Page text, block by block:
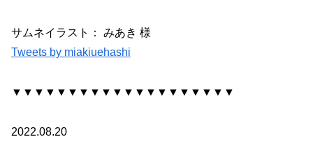
サムネイラスト： みあき 様
Tweets by miakiuehashi
▼▼▼▼▼▼▼▼▼▼▼▼▼▼▼▼▼▼▼▼
2022.08.20